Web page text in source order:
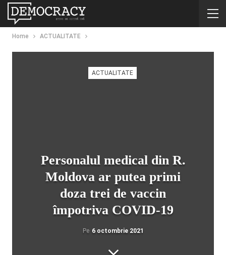
Home ACTUALITATE
ACTUALITATE
Personalul medical din R.
Moldova ar putea primi
doza trei de vaccin
împotriva COVID-19
Pe 6 octombrie 2021